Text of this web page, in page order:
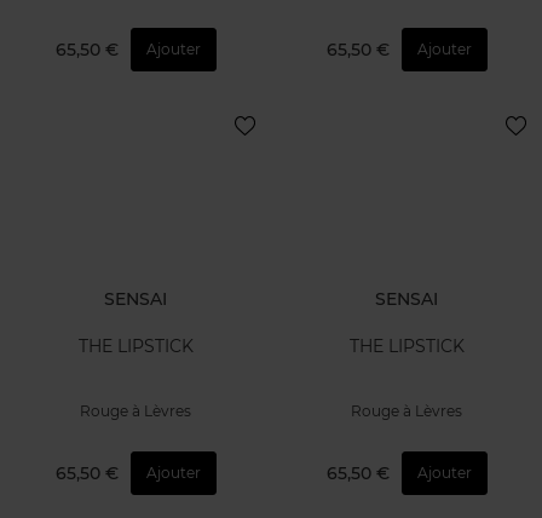
65,50 € Ajouter 65,50 € Ajouter
SENSAI
THE LIPSTICK
Rouge à Lèvres
65,50 € Ajouter
SENSAI
THE LIPSTICK
Rouge à Lèvres
65,50 € Ajouter